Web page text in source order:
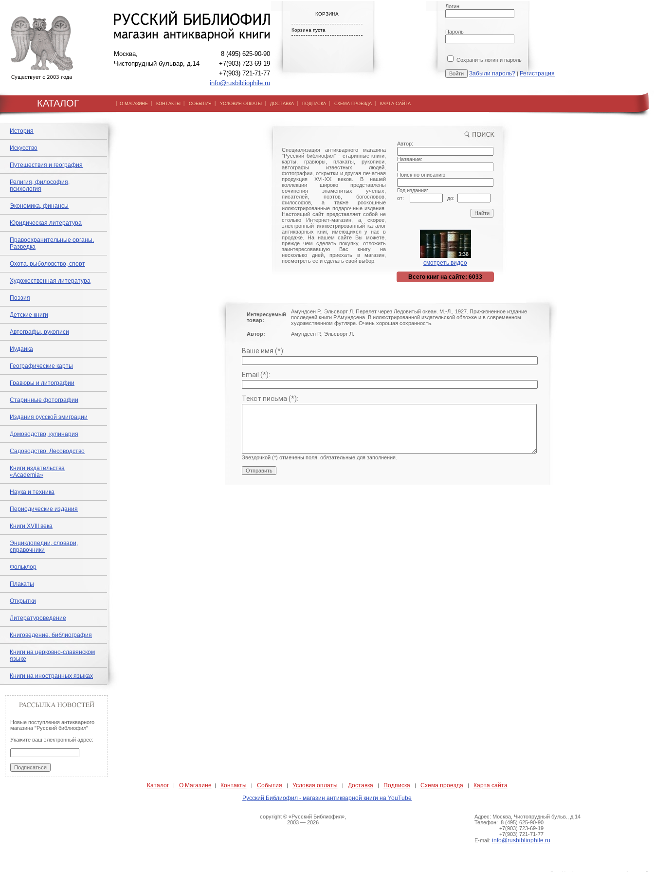
Москва,
Чистопрудный бульвар, д.14
8 (495) 625-90-90
+7(903) 723-69-19
+7(903) 721-71-77
info@rusbibliophile.ru
КОРЗИНА
Корзина пуста
Логин
Пароль
Сохранить логин и пароль
Забыли пароль? | Регистрация
КАТАЛОГ | О МАГАЗИНЕ | КОНТАКТЫ | СОБЫТИЯ | УСЛОВИЯ ОПЛАТЫ | ДОСТАВКА | ПОДПИСКА | СХЕМА ПРОЕЗДА | КАРТА САЙТА
История
Искусство
Путешествия и география
Религия, философия,
психология
Экономика, финансы
Юридическая литература
Правоохранительные органы.
Разведка
Охота, рыболовство, спорт
Художественная литература
Поэзия
Детские книги
Автографы, рукописи
Иудаика
Географические карты
Гравюры и литографии
Старинные фотографии
Издания русской эмиграции
Домоводство, кулинария
Садоводство. Лесоводство
Книги издательства
«Academia»
Наука и техника
Периодические издания
Книги XVIII века
Энциклопедии, словари,
справочники
Фольклор
Плакаты
Открытки
Литературоведение
Книговедение, библиография
Книги на церковно-славянском
языке
Книги на иностранных языках
Новые поступления антикварного
магазина "Русский библиофил"
Укажите ваш электронный адрес:
Специализация антикварного магазина
"Русский библиофил" - старинные книги,
карты, гравюры, плакаты, рукописи,
автографы известных людей,
фотографии, открытки и другая печатная
продукция XVI-XX веков. В нашей
коллекции широко представлены
сочинения знаменитых ученых,
писателей, поэтов, богословов,
философов, а также роскошные
иллюстрированные подарочные издания.
Настоящий сайт представляет собой не
столько Интернет-магазин, а, скорее,
электронный иллюстрированный каталог
антикварных книг, имеющихся у нас в
продаже. На нашем сайте Вы можете,
прежде чем сделать покупку, отложить
заинтересовавшую Вас книгу на
несколько дней, приехать в магазин,
посмотреть ее и сделать свой выбор.
Автор:
Название:
Поиск по описанию:
Год издания:
от:
до:
смотреть видео
Всего книг на сайте: 6033
Интересуемый
товар:
Амундсен Р., Эльсворт Л. Перелет через Ледовитый океан. М.-Л., 1927. Прижизненное издание
последней книги Р.Амундсена. В иллюстрированной издательской обложке и в современном
художественном футляре. Очень хорошая сохранность.
Автор:
Амундсен Р., Эльсворт Л.
Ваше имя (*):
Email (*):
Текст письма (*):
Звездочкой (*) отмечены поля, обязательные для заполнения.
Каталог| О Магазине | Контакты | События | Условия оплаты | Доставка | Подписка | Схема проезда |
Карта сайта
Русский Библиофил - магазин антикварной книги на YouTube
copyright © «Русский Библиофил»,
2003 — 2026
Адрес: Москва, Чистопрудный бульв., д.14
Телефон: 8 (495) 625-90-90
+7(903) 723-69-19
+7(903) 721-71-77
E-mail: info@rusbibliophile.ru